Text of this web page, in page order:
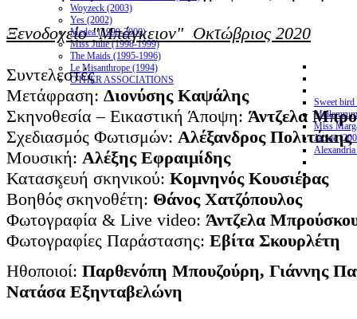
Woyzeck (2003)
Yes (2002)
Medea (1999-2000)
Miss Julie (1998-1999)
The Maids (1995-1996)
Le Misanthrope (1994)
OTHER ASSOCIATIONS
Sweet
Miss
Jackie
Ξενοδοχείο "Μπάγκειον" Οκτώβριος 2020
Συντελεστές
Μετάφραση: Διονύσης Καψάλης
Σκηνοθεσία – Εικαστική Άποψη: Άντζελα
Σχεδιασμός Φωτισμών: Αλέξανδρος Πολιτάκης
Μουσική: Αλέξης Εφραιμίδης
Κατασκευή σκηνικού: Κομνηνός Κουσιέρας
Bοηθός σκηνοθέτη: Θάνος Χατζόπουλος
Φωτογραφία & Live video: Άντζελα
Φωτογραφίες Παράστασης: Εβίτα Σκουρλέτη
Ηθοποιοί: Παρθενόπη Μπουζούρη, Γιάννης
Νατάσα Εξηνταβελώνη